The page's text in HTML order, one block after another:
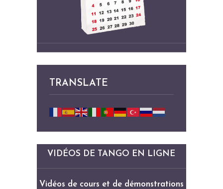
TRANSLATE
VIDÉOS DE TANGO EN LIGNE
Vidéos de cours et de démonstrations